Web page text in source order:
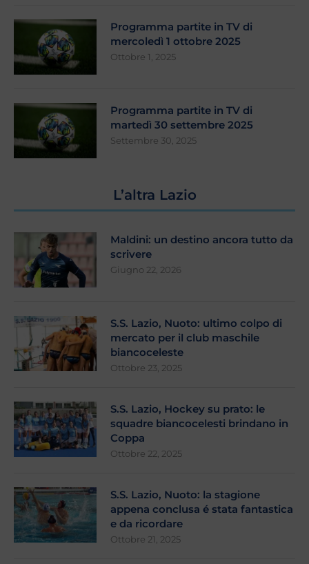
Programma partite in TV di
mercoledì 1 ottobre 2025
Ottobre 1, 2025
Programma partite in TV di
martedì 30 settembre 2025
Settembre 30, 2025
L’altra Lazio
Maldini: un destino ancora tutto da
scrivere
Giugno 22, 2026
S.S. Lazio, Nuoto: ultimo colpo di
mercato per il club maschile
biancoceleste
Ottobre 23, 2025
S.S. Lazio, Hockey su prato: le
squadre biancocelesti brindano in
Coppa
Ottobre 22, 2025
S.S. Lazio, Nuoto: la stagione
appena conclusa é stata fantastica
e da ricordare
Ottobre 21, 2025